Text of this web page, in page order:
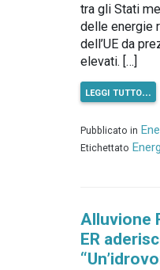
tra gli Stati
delle energie
dell’UE da
elevati. […]
leggi tutto…
Pubblicato in
Etichettato
Alluvione
ER